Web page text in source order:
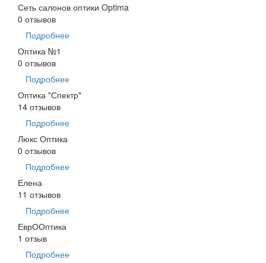
Сеть салонов оптики Optima
0 отзывов
Подробнее
Оптика №1
0 отзывов
Подробнее
Оптика "Спектр"
14 отзывов
Подробнее
Люкс Оптика
0 отзывов
Подробнее
Елена
11 отзывов
Подробнее
ЕврООптика
1 отзыв
Подробнее